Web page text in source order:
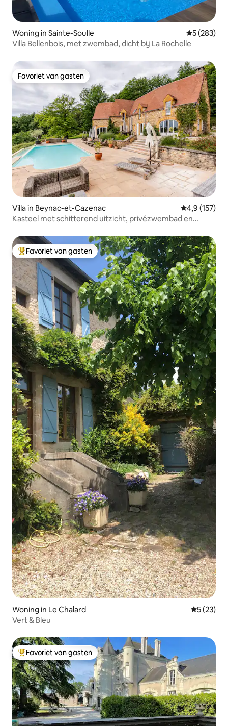
Woning in Sainte-Soulle
5 (283)
Villa Bellenbois, met zwembad, dicht bij La Rochelle
Favoriet van gasten
Favoriet van gasten
Villa in Beynac-et-Cazenac Gemiddelde
4,9 (157)
Kasteel met schitterend uitzicht, privézwembad en
Topfavoriet van gasten
Favoriet van gasten
Woning in Le Chalard
5 (23)
Vert & Bleu
Topfavoriet van gasten
Favoriet van gasten